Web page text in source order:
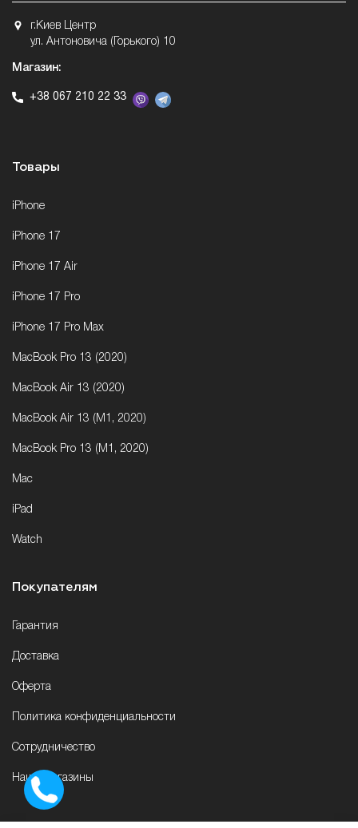
г.Киев Центр
ул. Антоновича (Горького) 10
Магазин:
+38 067 210 22 33
Товары
iPhone
iPhone 17
iPhone 17 Air
iPhone 17 Pro
iPhone 17 Pro Max
MacBook Pro 13 (2020)
MacBook Air 13 (2020)
MacBook Air 13 (M1, 2020)
MacBook Pro 13 (M1, 2020)
Mac
iPad
Watch
Покупателям
Гарантия
Доставка
Оферта
Политика конфиденциальности
Сотрудничество
Наши магазины